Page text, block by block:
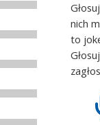
nich
to